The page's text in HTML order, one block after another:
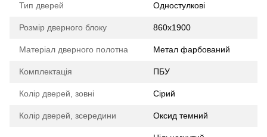
Тип дверей Одностулкові
Розмір дверного блоку 860х1900
Матеріал дверного полотна Метал фарбований
Комплектація ПБУ
Колір дверей, зовні Сірий
Колір дверей, зсередини Оксид темний